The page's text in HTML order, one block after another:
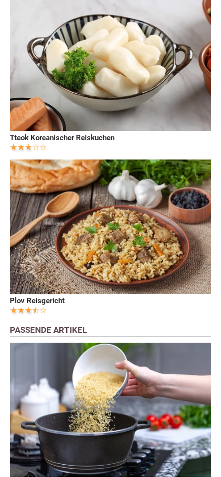
Tteok Koreanischer Reiskuchen
Plov Reisgericht
PASSENDE ARTIKEL